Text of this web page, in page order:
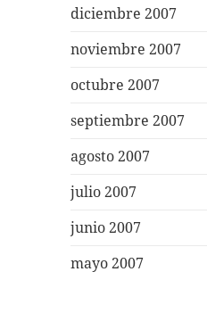
diciembre 2007
noviembre 2007
octubre 2007
septiembre 2007
agosto 2007
julio 2007
junio 2007
mayo 2007